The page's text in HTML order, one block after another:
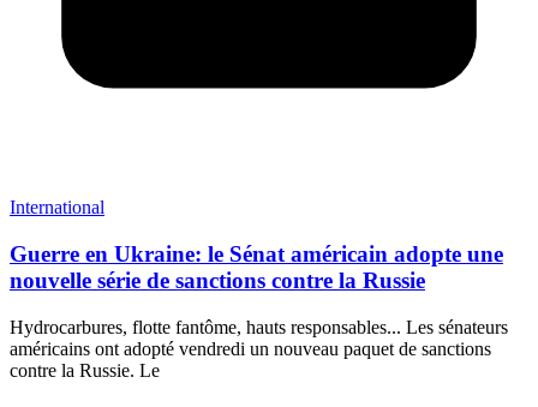
International
Guerre en Ukraine: le Sénat américain adopte une
nouvelle série de sanctions contre la Russie
Hydrocarbures, flotte fantôme, hauts responsables... Les sénateurs
américains ont adopté vendredi un nouveau paquet de sanctions
contre la Russie. Le